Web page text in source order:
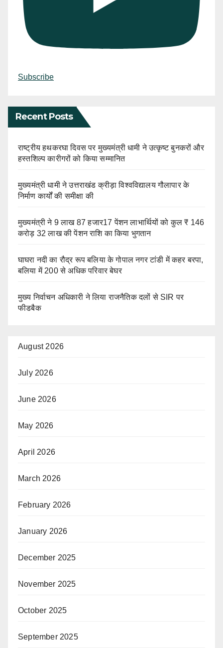
Subscribe
Recent Posts
राष्ट्रीय हथकरघा दिवस पर मुख्यमंत्री धामी ने उत्कृष्ट बुनकरों और
हस्तशिल्प कारीगरों को किया सम्मानित
मुख्यमंत्री धामी ने उत्तराखंड क्रीड़ा विश्वविद्यालय गौलापार के
निर्माण कार्यों की समीक्षा की
मुख्यमंत्री ने 9 लाख 87 हजार17 पेंशन लाभार्थियों को कुल ₹ 146
करोड़ 32 लाख की पेंशन राशि का किया भुगतान
घाघरा नदी का रौद्र रूप बलिया के गोपाल नगर टांडी में कहर बरपा,
बलिया में 200 से अधिक परिवार बेघर
मुख्य निर्वाचन अधिकारी ने लिया राजनैतिक दलों से SIR पर
फीडबैक
August 2026
July 2026
June 2026
May 2026
April 2026
March 2026
February 2026
January 2026
December 2025
November 2025
October 2025
September 2025